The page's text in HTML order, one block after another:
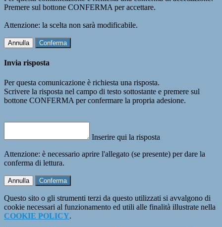
Premere sul bottone CONFERMA per accettare.
Attenzione: la scelta non sarà modificabile.
Annulla Conferma
Invia risposta
Per questa comunicazione è richiesta una risposta.
Scrivere la risposta nel campo di testo sottostante e premere sul
bottone CONFERMA per confermare la propria adesione.
Inserire qui la risposta
Attenzione: è necessario aprire l'allegato (se presente) per dare la
conferma di lettura.
Annulla Conferma
Questo sito o gli strumenti terzi da questo utilizzati si avvalgono di
cookie necessari al funzionamento ed utili alle finalità illustrate nella
COOKIE POLICY.